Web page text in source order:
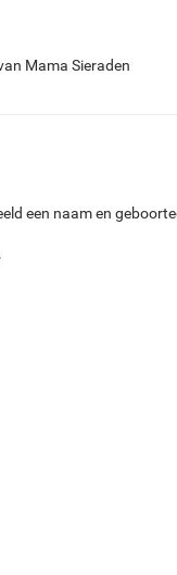
Mama Sieraden
een naam en